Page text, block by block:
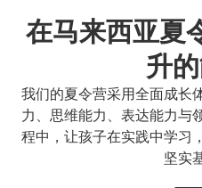
在马来西亚夏
升
我们的夏令营采用全面成长
力、思维能力、表达能力与
程中，让孩子在实践中学习
坚实